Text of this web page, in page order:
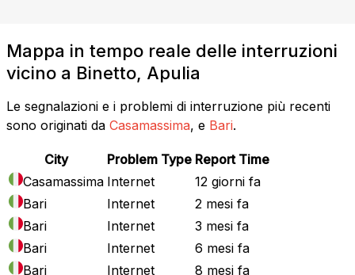
Mappa in tempo reale delle interruzioni
vicino a Binetto, Apulia
Le segnalazioni e i problemi di interruzione più recenti
sono originati da Casamassima, e Bari.
City Problem Type Report Time
Casamassima Internet
12 giorni fa
Bari
Internet
2 mesi fa
Bari
Internet
3 mesi fa
Bari
Internet
6 mesi fa
Bari
Internet
8 mesi fa